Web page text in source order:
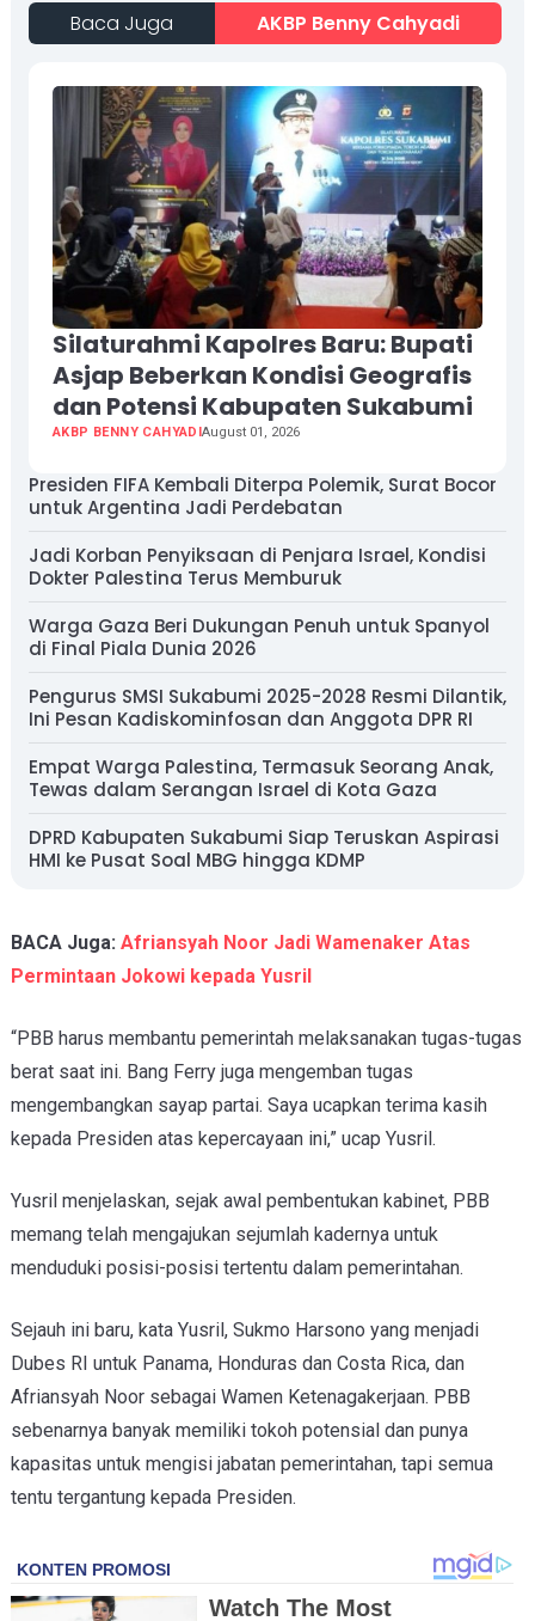
Baca Juga AKBP Benny Cahyadi
Silaturahmi Kapolres Baru: Bupati
Asjap Beberkan Kondisi Geografis
dan Potensi Kabupaten Sukabumi
AKBP BENNY CAHYADIAugust 01, 2026
Presiden FIFA Kembali Diterpa Polemik, Surat Bocor
untuk Argentina Jadi Perdebatan
Jadi Korban Penyiksaan di Penjara Israel, Kondisi
Dokter Palestina Terus Memburuk
Warga Gaza Beri Dukungan Penuh untuk Spanyol
di Final Piala Dunia 2026
Pengurus SMSI Sukabumi 2025-2028 Resmi Dilantik,
Ini Pesan Kadiskominfosan dan Anggota DPR RI
Empat Warga Palestina, Termasuk Seorang Anak,
Tewas dalam Serangan Israel di Kota Gaza
DPRD Kabupaten Sukabumi Siap Teruskan Aspirasi
HMI ke Pusat Soal MBG hingga KDMP
BACA Juga: Afriansyah Noor Jadi Wamenaker Atas
Permintaan Jokowi kepada Yusril
“PBB harus membantu pemerintah melaksanakan tugas-tugas
berat saat ini. Bang Ferry juga mengemban tugas
mengembangkan sayap partai. Saya ucapkan terima kasih
kepada Presiden atas kepercayaan ini,” ucap Yusril.
Yusril menjelaskan, sejak awal pembentukan kabinet, PBB
memang telah mengajukan sejumlah kadernya untuk
menduduki posisi-posisi tertentu dalam pemerintahan.
Sejauh ini baru, kata Yusril, Sukmo Harsono yang menjadi
Dubes RI untuk Panama, Honduras dan Costa Rica, dan
Afriansyah Noor sebagai Wamen Ketenagakerjaan. PBB
sebenarnya banyak memiliki tokoh potensial dan punya
kapasitas untuk mengisi jabatan pemerintahan, tapi semua
tentu tergantung kepada Presiden.